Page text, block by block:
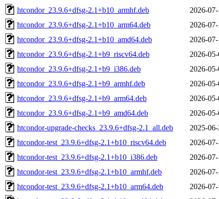
htcondor_23.9.6+dfsg-2.1+b10_armhf.deb
2026-
htcondor_23.9.6+dfsg-2.1+b10_arm64.deb
2026-
htcondor_23.9.6+dfsg-2.1+b10_amd64.deb
2026-
htcondor_23.9.6+dfsg-2.1+b9_riscv64.deb
2026-
htcondor_23.9.6+dfsg-2.1+b9_i386.deb
2026-
htcondor_23.9.6+dfsg-2.1+b9_armhf.deb
2026-
htcondor_23.9.6+dfsg-2.1+b9_arm64.deb
2026-
htcondor_23.9.6+dfsg-2.1+b9_amd64.deb
2026-
htcondor-upgrade-checks_23.9.6+dfsg-2.1_all.deb
2025-
htcondor-test_23.9.6+dfsg-2.1+b10_riscv64.deb
2026-
htcondor-test_23.9.6+dfsg-2.1+b10_i386.deb
2026-
htcondor-test_23.9.6+dfsg-2.1+b10_armhf.deb
2026-
htcondor-test_23.9.6+dfsg-2.1+b10_arm64.deb
2026-